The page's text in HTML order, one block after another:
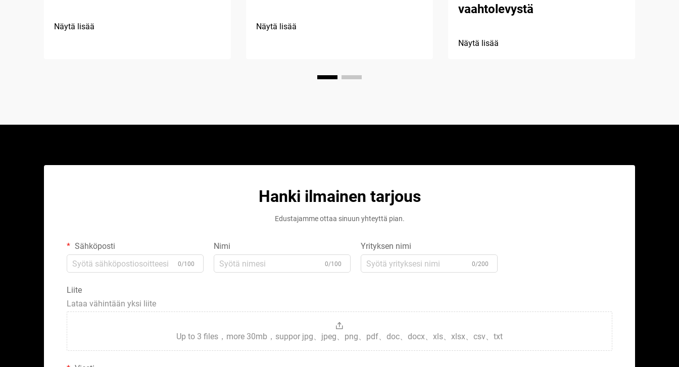
Näytä lisää Näytä lisää
vaahtolevystä
Näytä lisää
Hanki ilmainen tarjous
Edustajamme ottaa sinuun yhteyttä pian.
Sähköposti
0/100
Nimi
0/100
Yrityksen nimi
0/200
Liite
Lataa vähintään yksi liite
Up to 3 files，more 30mb，suppor jpg、jpeg、png、pdf、doc、docx、xls、xlsx、csv、txt